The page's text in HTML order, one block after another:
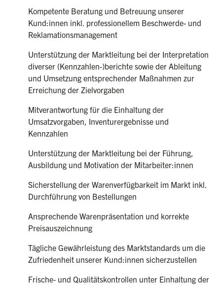
Kompetente Beratung und Betreuung unserer
Kund:innen inkl. professionellem Beschwerde- und
Reklamationsmanagement
Unterstützung der Marktleitung bei der Interpretation
diverser (Kennzahlen-)berichte sowie der Ableitung
und Umsetzung entsprechender Maßnahmen zur
Erreichung der Zielvorgaben
Mitverantwortung für die Einhaltung der
Umsatzvorgaben, Inventurergebnisse und
Kennzahlen
Unterstützung der Marktleitung bei der Führung,
Ausbildung und Motivation der Mitarbeiter:innen
Sicherstellung der Warenverfügbarkeit im Markt inkl.
Durchführung von Bestellungen
Ansprechende Warenpräsentation und korrekte
Preisauszeichnung
Tägliche Gewährleistung des Marktstandards um die
Zufriedenheit unserer Kund:innen sicherzustellen
Frische- und Qualitätskontrollen unter Einhaltung der